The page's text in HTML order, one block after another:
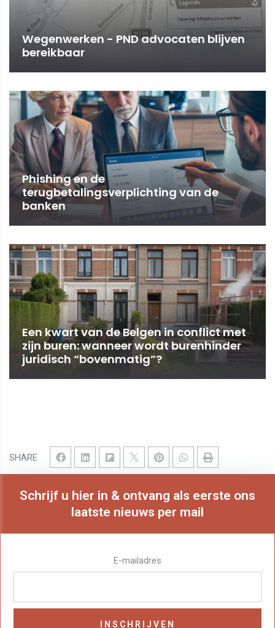
SHARE
Wegenwerken - PND advocaten blijven
bereikbaar
Phishing en de
terugbetalingsverplichting van de
banken
Een kwart van de Belgen in conflict met
zijn buren: wanneer wordt burenhinder
juridisch “bovenmatig”?
Schrijf u hier in & ontvang als eerste ons
laatste nieuws per mail
E-mailadres